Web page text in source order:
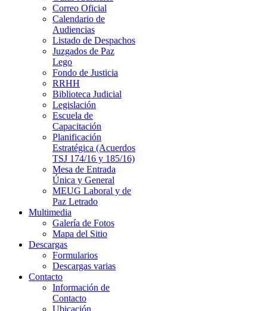
Correo Oficial
Calendario de
Audiencias
Listado de Despachos
Juzgados de Paz
Lego
Fondo de Justicia
RRHH
Biblioteca Judicial
Legislación
Escuela de
Capacitación
Planificación
Estratégica (Acuerdos
TSJ 174/16 y 185/16)
Mesa de Entrada
Única y General
MEUG Laboral y de
Paz Letrado
Multimedia
Galería de Fotos
Mapa del Sitio
Descargas
Formularios
Descargas varias
Contacto
Información de
Contacto
Ubicación